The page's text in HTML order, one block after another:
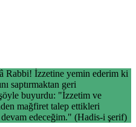
Rabbi! İzzetine yemin ederim ki
saptırmaktan geri
buyurdu: "İzzetim ve
mağfiret talep ettikleri
edeceğim." (Hadis-i şerif)